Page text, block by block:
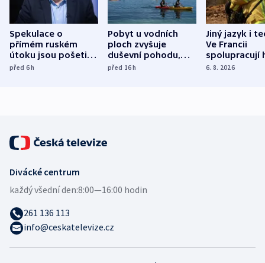
Spekulace o
přímém ruském
útoku jsou pošetilé,
míní estonský
před 6h
Pobyt u vodních
ploch zvyšuje
duševní pohodu,
ukázala
před 16h
Jiný jazyk i
Ve Francii
spolupracují
různých zemí
6. 8. 2026
Divácké centrum
každý všední den:8:00—16:00 hodin
261 136 113
info@ceskatelevize.cz